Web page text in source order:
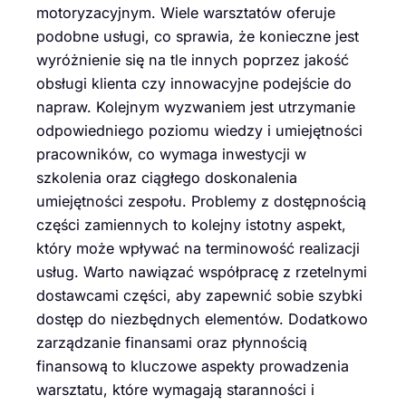
motoryzacyjnym. Wiele warsztatów oferuje
podobne usługi, co sprawia, że konieczne jest
wyróżnienie się na tle innych poprzez jakość
obsługi klienta czy innowacyjne podejście do
napraw. Kolejnym wyzwaniem jest utrzymanie
odpowiedniego poziomu wiedzy i umiejętności
pracowników, co wymaga inwestycji w
szkolenia oraz ciągłego doskonalenia
umiejętności zespołu. Problemy z dostępnością
części zamiennych to kolejny istotny aspekt,
który może wpływać na terminowość realizacji
usług. Warto nawiązać współpracę z rzetelnymi
dostawcami części, aby zapewnić sobie szybki
dostęp do niezbędnych elementów. Dodatkowo
zarządzanie finansami oraz płynnością
finansową to kluczowe aspekty prowadzenia
warsztatu, które wymagają staranności i